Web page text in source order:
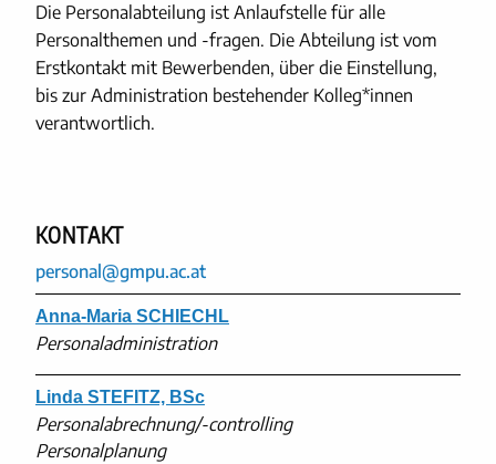
Die Personalabteilung ist Anlaufstelle für alle
Personalthemen und -fragen. Die Abteilung ist vom
Erstkontakt mit Bewerbenden, über die Einstellung,
bis zur Administration bestehender Kolleg*innen
verantwortlich.
KONTAKT
personal@gmpu.ac.at
Anna-Maria SCHIECHL
Personaladministration
Linda STEFITZ, BSc
Personalabrechnung/-controlling
Personalplanung